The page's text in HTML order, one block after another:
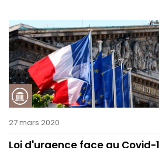
27 mars 2020
Loi d'urgence face au